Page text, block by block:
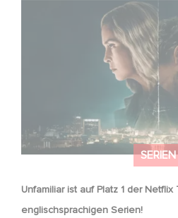
SERIEN
Unfamiliar ist auf Platz 1 der Netflix
englischsprachigen Serien!
Unfamiliar ist auf Platz 1 der
englischsprachigen Serien!